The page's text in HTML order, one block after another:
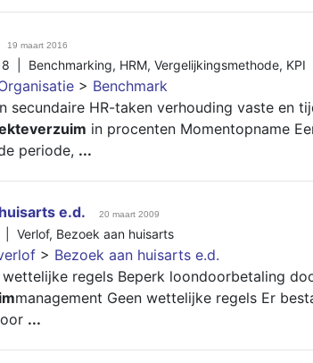
19 maart 2016
| Benchmarking, HRM, Vergelijkingsmethode, KPI
> Benchmark
secundaire HR-taken verhouding vaste en
in procenten Momentopname
periode, ...
e.d. 20 maart 2009
| Verlof, Bezoek aan huisarts
> Bezoek aan huisarts e.d.
wettelijke regels Beperk loondoorbetaling
management Geen wettelijke regels Er
...